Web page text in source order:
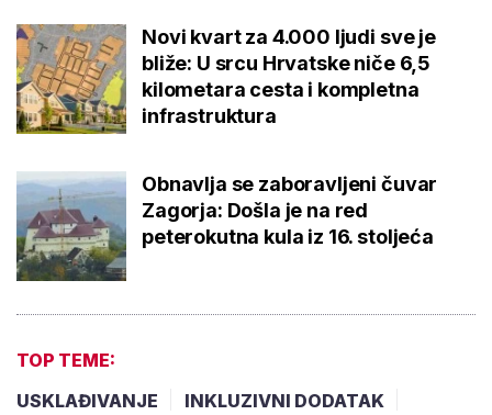
Novi kvart za 4.000 ljudi sve je
bliže: U srcu Hrvatske niče 6,5
kilometara cesta i kompletna
infrastruktura
Obnavlja se zaboravljeni čuvar
Zagorja: Došla je na red
peterokutna kula iz 16. stoljeća
TOP TEME:
USKLAĐIVANJE
INKLUZIVNI DODATAK